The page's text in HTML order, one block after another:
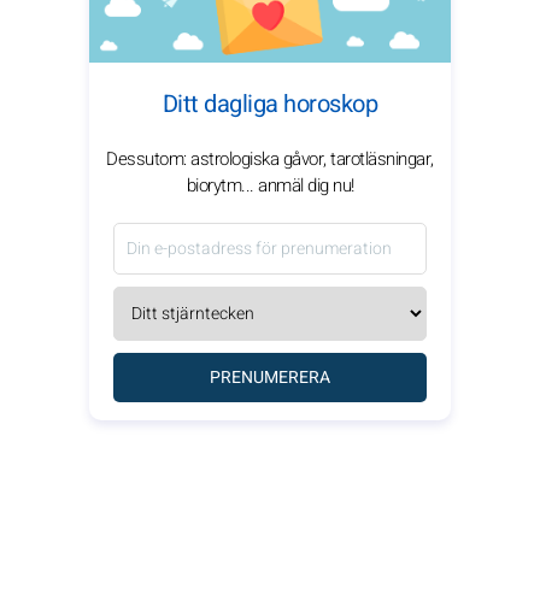
Ditt dagliga horoskop
Dessutom: astrologiska gåvor, tarotläsningar,
biorytm... anmäl dig nu!
PRENUMERERA